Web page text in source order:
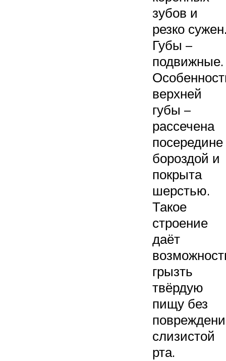
зубов и
резко
Губы –
подвижные.
верхней
губы –
рассечена
посередине
бороздой и
покрыта
шерстью.
Такое
строение
даёт
грызть
твёрдую
пищу без
слизистой
рта.